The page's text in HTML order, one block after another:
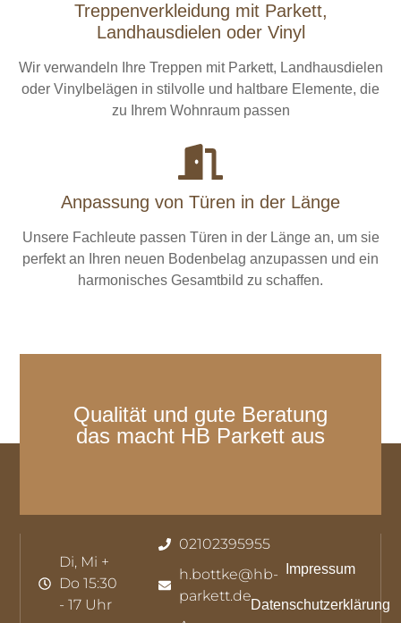
Treppenverkleidung mit Parkett,
Landhausdielen oder Vinyl
Wir verwandeln Ihre Treppen mit Parkett, Landhausdielen
oder Vinylbelägen in stilvolle und haltbare Elemente, die
zu Ihrem Wohnraum passen
Anpassung von Türen in der Länge
Unsere Fachleute passen Türen in der Länge an, um sie
perfekt an Ihren neuen Bodenbelag anzupassen und ein
harmonisches Gesamtbild zu schaffen.
Qualität und gute Beratung
das macht HB Parkett aus
Di, Mi +
Do 15:30
- 17 Uhr
02102395955
h.bottke@hb-
parkett.de
Impressum
Datenschutzerklärung